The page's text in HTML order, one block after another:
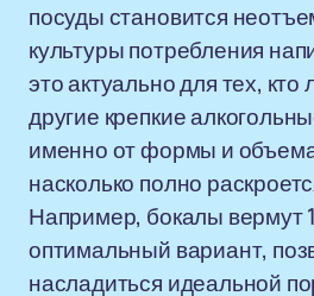
посуды становится
культуры потребления
это актуально для тех,
другие крепкие
именно от формы и
насколько полно
Например, бокалы вермут
оптимальный вариант,
насладиться идеальной